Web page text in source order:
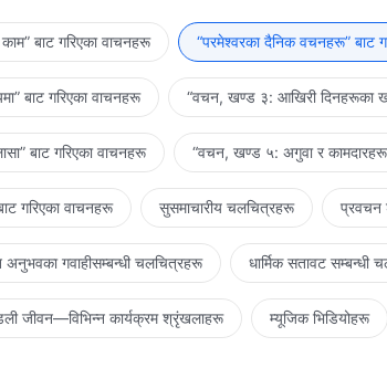
अजिङ्गर विरुद्धको लडाइँ हो, र मानव व्यवस्थापन गर्ने
नयाँ क्षेत्रमा ल्याउनुभएको छ, जहाँ ऊ स्वतन्त्र हुनेछ।
भए, यसले त्यो पराजित नभएको पुष्टि गर्ने थियो।
अजिङ्गर विरुद्धको लडाइँ हो, र मानव व्यवस्थापन गर्ने
बाट गरिएका वाचनहरू “परमेश्‍वरका दैनिक वचनहरू” बाट
बाट गरिएका वाचनहरू “वचन, खण्ड ३: आखिरी दिनहरूका
बाट गरिएका वाचनहरू “वचन, खण्ड ५: अगुवा र
गरिएका वाचनहरू सुसमाचारीय चलचित्रहरू प्रवचन
अनुभवका गवाहीसम्‍बन्धी चलचित्रहरू धार्मिक सतावट सम्‍बन्धी
जीवन—विभिन्‍न कार्यक्रम श्रृंखलाहरू म्यूजिक भिडियोहरू